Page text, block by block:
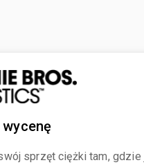
sprzęt ciężki tam,